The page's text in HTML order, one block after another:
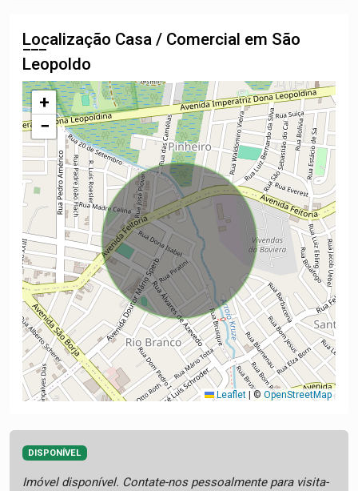
Localização Casa / Comercial em São
Leopoldo
+
−
Leaflet ©OpenStreetMap
DISPONÍVEL
Imóvel disponível. Contate-nos pessoalmente para visita-